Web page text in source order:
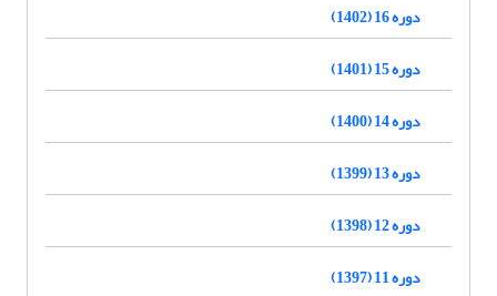
دوره 16 (1402)
دوره 15 (1401)
دوره 14 (1400)
دوره 13 (1399)
دوره 12 (1398)
دوره 11 (1397)